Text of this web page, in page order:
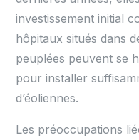
investissement initial
hôpitaux situés dans
peuplées peuvent se
pour installer
d’éoliennes.
Les préoccupations